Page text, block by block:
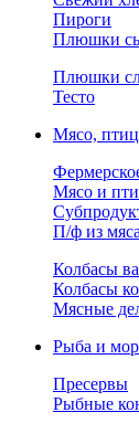
Пироги
Плюшки
Плюшки
Тесто
Мясо,
Мясо и
П/ф из
Колбасы
Колбасы
Мясные
Рыба и
Пресервы
Рыбные